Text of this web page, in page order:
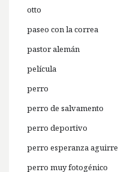
otto
paseo con la correa
pastor alemán
película
perro
perro de salvamento
perro deportivo
perro esperanza aguirre
perro muy fotogénico